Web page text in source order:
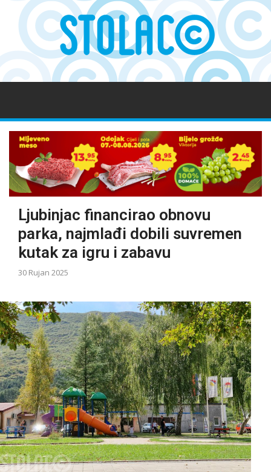
Ljubinjac financirao obnovu
parka, najmlađi dobili suvremen
kutak za igru i zabavu
30 Rujan 2025